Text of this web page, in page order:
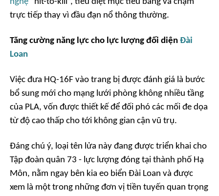
trực tiếp thay vì đầu đạn nổ thông thường.
Tăng cường năng lực cho lực lượng đối diện Đài
Loan
Việc đưa HQ-16F vào trang bị được đánh giá là bước
bổ sung mới cho mạng lưới phòng không nhiều tầng
của PLA, vốn được thiết kế để đối phó các mối đe dọa
từ độ cao thấp cho tới không gian cận vũ trụ.
Đáng chú ý, loại tên lửa này đang được triển khai cho
Tập đoàn quân 73 - lực lượng đóng tại thành phố Hạ
Môn, nằm ngay bên kia eo biển Đài Loan và được
xem là một trong những đơn vị tiền tuyến quan trọng